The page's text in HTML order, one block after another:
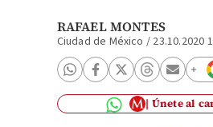
RAFAEL MONTES
Ciudad de México / 23.10.2020
Únete al